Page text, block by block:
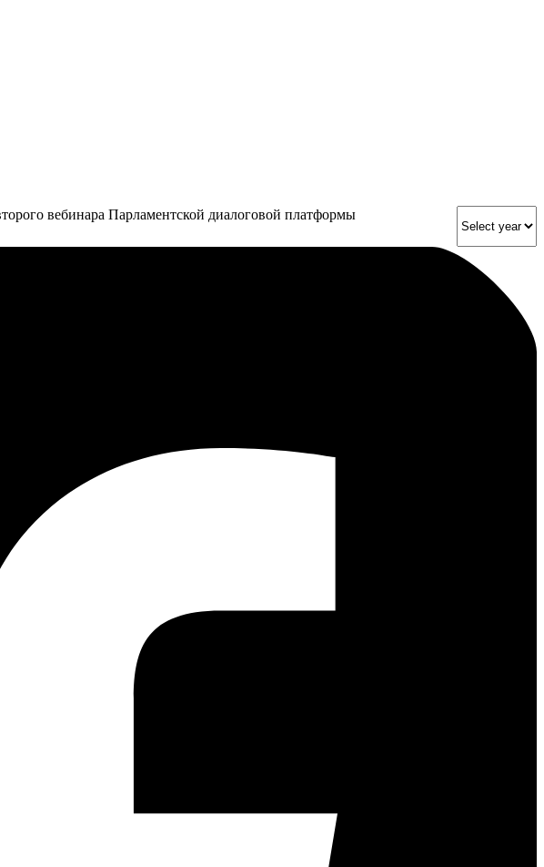
вебинара Парламентской диалоговой платформы